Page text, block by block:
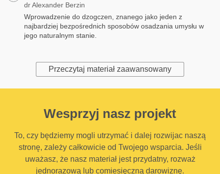
dr Alexander Berzin
Wprowadzenie do dzogczen, znanego jako jeden z
najbardziej bezpośrednich sposobów osadzania umysłu w
jego naturalnym stanie.
Przeczytaj materiał zaawansowany
Wesprzyj nasz projekt
To, czy będziemy mogli utrzymać i dalej rozwijac naszą
stronę, zależy całkowicie od Twojego wsparcia. Jeśli
uważasz, że nasz materiał jest przydatny, rozważ
jednorazową lub comiesięczną darowiznę.